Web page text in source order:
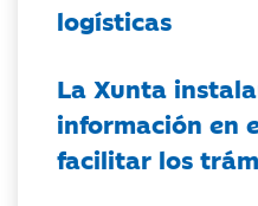
logísticas
La Xunta
información en
facilitar los